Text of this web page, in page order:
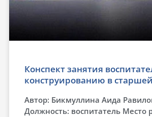
Конспект занятия
конструированию в
Автор: Бикмуллина Аида
Должность: воспитатель Место